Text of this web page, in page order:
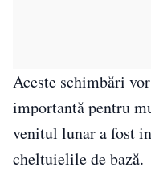
Aceste schimbări
importantă pentru
venitul lunar a fost
cheltuielile de bază.